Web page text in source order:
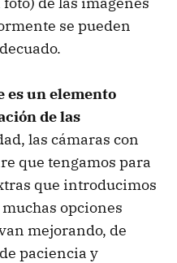
se pueden
es un elemento
de las
las cámaras con
que tengamos para
que introducimos
opciones
mejorando, de
paciencia y